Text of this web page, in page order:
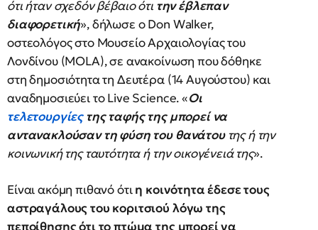
ότι ήταν σχεδόν βέβαιο ότι την έβλεπαν
διαφορετική», δήλωσε ο Don Walker,
οστεολόγος στο Μουσείο Αρχαιολογίας του
Λονδίνου (MOLA), σε ανακοίνωση που δόθηκε
στη δημοσιότητα τη Δευτέρα (14 Αυγούστου) και
αναδημοσιεύει το Live Science. «Οι
τελετουργίεςτης ταφής της μπορεί να
αντανακλούσαν τη φύση του θανάτου της ή την
κοινωνική της ταυτότητα ή την οικογένειά της».
Είναι ακόμη πιθανό ότιη κοινότητα έδεσε τους
αστραγάλους του κοριτσιού λόγω της
πεποίθησης ότι το πτώμα της μπορεί να